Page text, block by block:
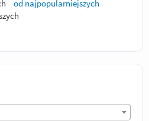
od najpopularniejszych